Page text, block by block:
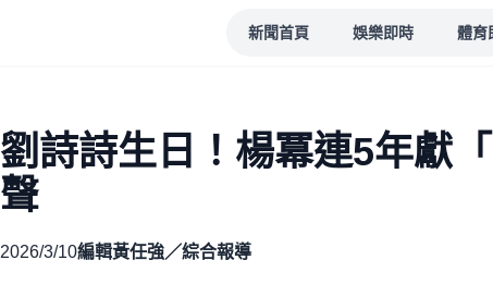
新聞首頁 娛樂即時 體育
劉詩詩生日！楊冪連5年獻
聲
2026/3/10編輯黃任強／綜合報導